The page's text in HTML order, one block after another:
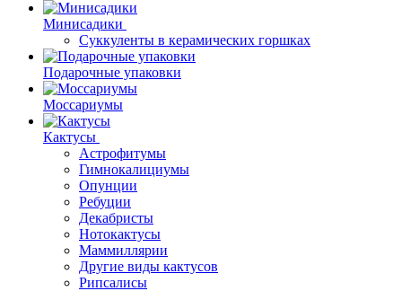
Минисадики
Суккуленты в керамических горшках
Подарочные упаковки
Моссариумы
Кактусы
Астрофитумы
Гимнокалициумы
Опунции
Ребуции
Декабристы
Нотокактусы
Маммиллярии
Другие виды кактусов
Рипсалисы